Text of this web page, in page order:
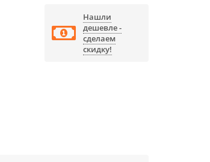
Нашли
дешевле -
сделаем
скидку!